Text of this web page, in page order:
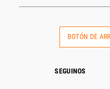
BOTÓN DE
SEGUINOS